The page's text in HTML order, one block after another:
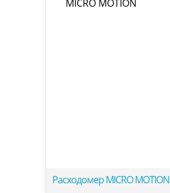
Расходомер MICRO MOTION